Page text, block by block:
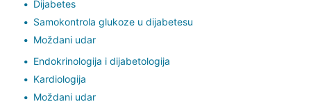
Dijabetes
Samokontrola glukoze u dijabetesu
Moždani udar
Endokrinologija i dijabetologija
Kardiologija
Moždani udar